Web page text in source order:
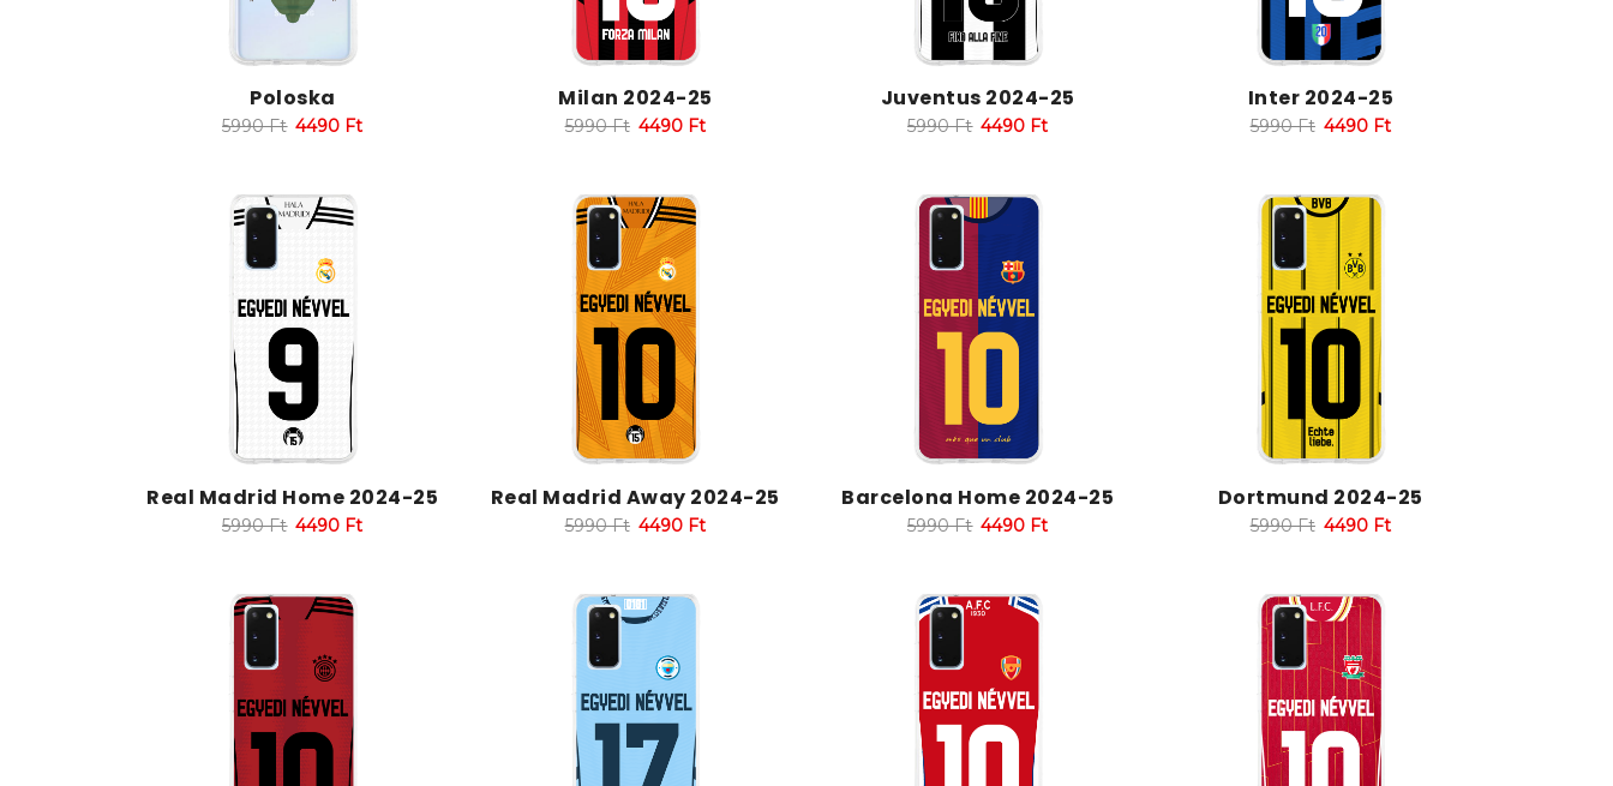
Poloska
5990Ft 4490 Ft
Milan 2024-25
5990Ft 4490 Ft
Juventus 2024-25
5990Ft 4490 Ft
Inter 2024-25
5990Ft 4490 Ft
Real Madrid Home 2024-25
5990Ft 4490 Ft
Real Madrid Away 2024-25
5990Ft 4490 Ft
Barcelona Home 2024-25
5990Ft 4490 Ft
Dortmund 2024-25
5990Ft 4490 Ft